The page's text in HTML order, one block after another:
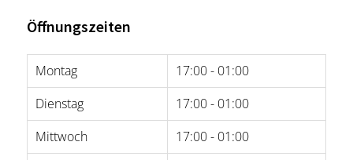
Öffnungszeiten
Montag
17:00 - 01:00
Dienstag
17:00 - 01:00
Mittwoch
17:00 - 01:00